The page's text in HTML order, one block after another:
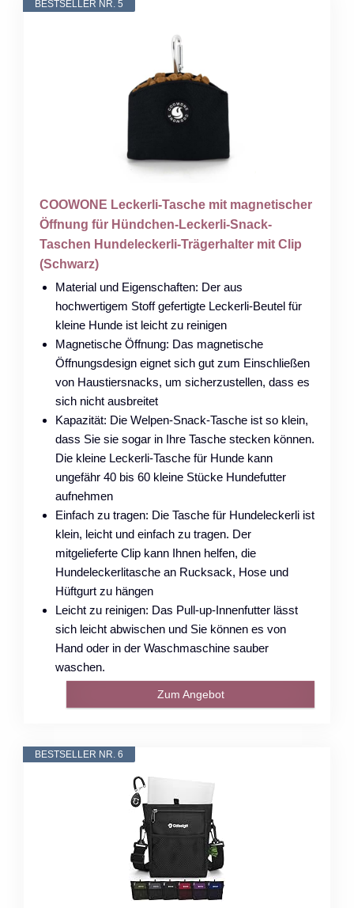
BESTSELLER NR. 5
COOWONE Leckerli-Tasche mit magnetischer
Öffnung für Hündchen-Leckerli-Snack-
Taschen Hundeleckerli-Trägerhalter mit Clip
(Schwarz)
Material und Eigenschaften: Der aus
hochwertigem Stoff gefertigte Leckerli-Beutel für
kleine Hunde ist leicht zu reinigen
Magnetische Öffnung: Das magnetische
Öffnungsdesign eignet sich gut zum Einschließen
von Haustiersnacks, um sicherzustellen, dass es
sich nicht ausbreitet
Kapazität: Die Welpen-Snack-Tasche ist so klein,
dass Sie sie sogar in Ihre Tasche stecken können.
Die kleine Leckerli-Tasche für Hunde kann
ungefähr 40 bis 60 kleine Stücke Hundefutter
aufnehmen
Einfach zu tragen: Die Tasche für Hundeleckerli ist
klein, leicht und einfach zu tragen. Der
mitgelieferte Clip kann Ihnen helfen, die
Hundeleckerlitasche an Rucksack, Hose und
Hüftgurt zu hängen
Leicht zu reinigen: Das Pull-up-Innenfutter lässt
sich leicht abwischen und Sie können es von
Hand oder in der Waschmaschine sauber
waschen.
Zum Angebot
BESTSELLER NR. 6